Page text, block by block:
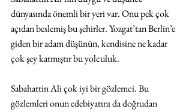
dünyasında önemli bir yeri var. Onu pek çok
açıdan beslemiş bu şehirler. Yozgat’tan Berlin’e
giden bir adam düşünün, kendisine ne kadar
çok şey katmıştır bu yolculuk.
Sabahattin Ali çok iyi bir gözlemci. Bu
gözlemleri onun edebiyatını da doğrudan